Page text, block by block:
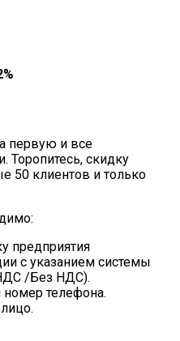
первую и все
Торопитесь, скидку
50 клиентов и только
предприятия
с указанием системы
/Без НДС).
номер телефона.